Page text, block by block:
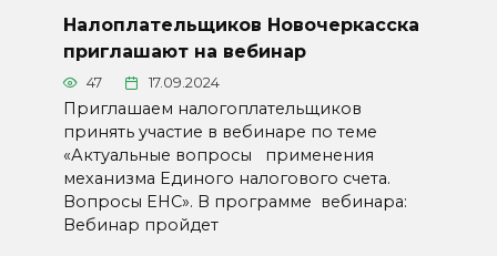
Налоплательщиков Новочеркасска
приглашают на вебинар
47 17.09.2024
Приглашаем налогоплательщиков
принять участие в вебинаре по теме
«Актуальные вопросы применения
механизма Единого налогового счета.
Вопросы ЕНС». В программе вебинара:
Вебинар пройдет